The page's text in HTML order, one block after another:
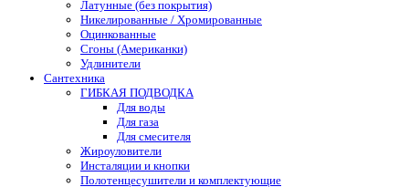
Латунные (без покрытия)
Никелированные / Хромированные
Оцинкованные
Сгоны (Американки)
Удлинители
Сантехника
ГИБКАЯ ПОДВОДКА
Для воды
Для газа
Для смесителя
Жироуловители
Инсталяции и кнопки
Полотенцесушители и комплектующие